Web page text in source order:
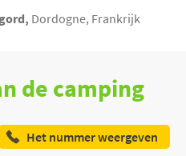
Dordogne, Frankrijk
de camping
Het nummer weergeven